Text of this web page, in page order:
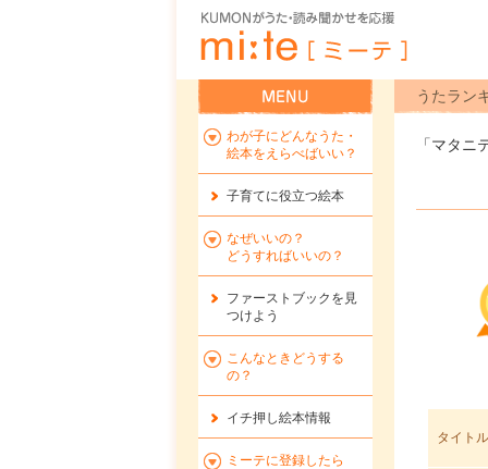
うたラン
「マタ
タイトル
わが子にどんなうた・
絵本をえらべばいい？
子育てに役立つ絵本
なぜいいの？
どうすればいいの？
ファーストブックを 見
つけよう
こんなときどうする
の？
イチ押し絵本情報
ミーテに登録したら